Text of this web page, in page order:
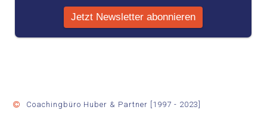
Coachingbüro Huber & Partner [1997 - 2023]